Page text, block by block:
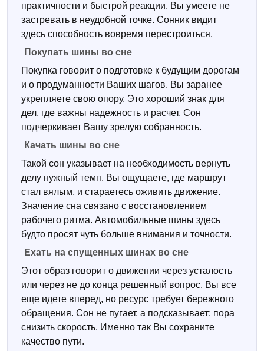
практичности и быстрой реакции. Вы умеете не
застревать в неудобной точке. Сонник видит
здесь способность вовремя перестроиться.
Покупать шины во сне
Покупка говорит о подготовке к будущим дорогам
и о продуманности Ваших шагов. Вы заранее
укрепляете свою опору. Это хороший знак для
дел, где важны надежность и расчет. Сон
подчеркивает Вашу зрелую собранность.
Качать шины во сне
Такой сон указывает на необходимость вернуть
делу нужный темп. Вы ощущаете, где маршрут
стал вялым, и стараетесь оживить движение.
Значение сна связано с восстановлением
рабочего ритма. Автомобильные шины здесь
будто просят чуть больше внимания и точности.
Ехать на спущенных шинах во сне
Этот образ говорит о движении через усталость
или через не до конца решенный вопрос. Вы все
еще идете вперед, но ресурс требует бережного
обращения. Сон не пугает, а подсказывает: пора
снизить скорость. Именно так Вы сохраните
качество пути.